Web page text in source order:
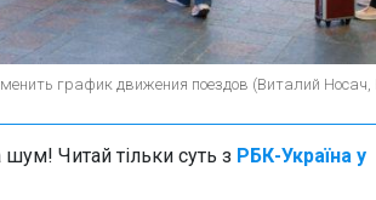
график движения поездов (Виталий
Читай тільки суть з РБК-Україна у